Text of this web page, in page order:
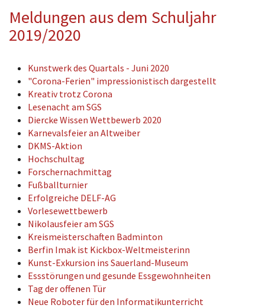
Meldungen aus dem Schuljahr
2019/2020
Kunstwerk des Quartals - Juni 2020
"Corona-Ferien" impressionistisch dargestellt
Kreativ trotz Corona
Lesenacht am SGS
Diercke Wissen Wettbewerb 2020
Karnevalsfeier an Altweiber
DKMS-Aktion
Hochschultag
Forschernachmittag
Fußballturnier
Erfolgreiche DELF-AG
Vorlesewettbewerb
Nikolausfeier am SGS
Kreismeisterschaften Badminton
Berfin Imak ist Kickbox-Weltmeisterinn
Kunst-Exkursion ins Sauerland-Museum
Essstörungen und gesunde Essgewohnheiten
Tag der offenen Tür
Neue Roboter für den Informatikunterricht